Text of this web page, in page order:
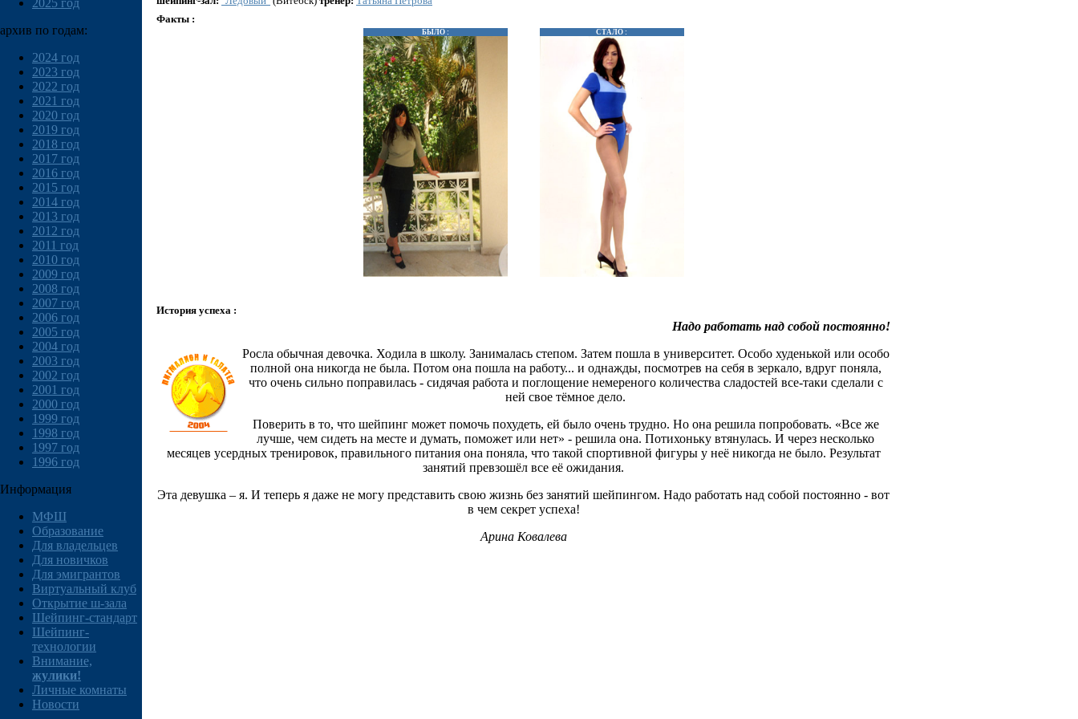
2025 год
архив по годам:
2024 год
2023 год
2022 год
2021 год
2020 год
2019 год
2018 год
2017 год
2016 год
2015 год
2014 год
2013 год
2012 год
2011 год
2010 год
2009 год
2008 год
2007 год
2006 год
2005 год
2004 год
2003 год
2002 год
2001 год
2000 год
1999 год
1998 год
1997 год
1996 год
Информация
МФШ
Образование
Для владельцев
Для новичков
Для эмигрантов
Виртуальный клуб
Открытие ш-зала
Шейпинг-стандарт
Шейпинг-
технологии
Внимание,
жулики!
Личные комнаты
Новости
Факты :
БЫЛО : СТАЛО :
История успеха :
Надо работать над собой постоянно!
Росла обычная девочка. Ходила в школу. Занималась степом. Затем пошла в университет. Особо худенькой или особо
полной она никогда не была. Потом она пошла на работу... и однажды, посмотрев на себя в зеркало, вдруг поняла,
что очень сильно поправилась - сидячая работа и поглощение немереного количества сладостей все-таки сделали с
ней свое тёмное дело.
Поверить в то, что шейпинг может помочь похудеть, ей было очень трудно. Но она решила попробовать. «Все же
лучше, чем сидеть на месте и думать, поможет или нет» - решила она. Потихоньку втянулась. И через несколько
месяцев усердных тренировок, правильного питания она поняла, что такой спортивной фигуры у неё никогда не было. Результат
занятий превзошёл все её ожидания.
Эта девушка – я. И теперь я даже не могу представить свою жизнь без занятий шейпингом. Надо работать над собой постоянно - вот
в чем секрет успеха!
Арина Ковалева